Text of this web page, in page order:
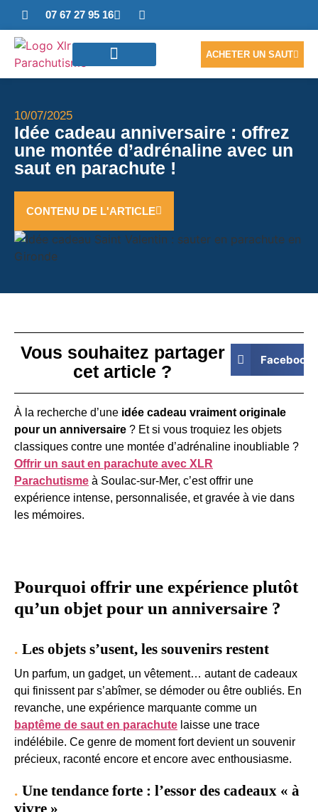
07 67 27 95 16
ACHETER UN SAUT
10/07/2025
Idée cadeau anniversaire : offrez
une montée d’adrénaline avec un
saut en parachute !
CONTENU DE L'ARTICLE
Vous souhaitez partager
cet article ?
Facebook
À la recherche d’une idée cadeau vraiment originale
pour un anniversaire ? Et si vous troquiez les objets
classiques contre une montée d’adrénaline inoubliable ?
Offrir un saut en parachute avec XLR
Parachutisme à Soulac-sur-Mer, c’est offrir une
expérience intense, personnalisée, et gravée à vie dans
les mémoires.
Pourquoi offrir une expérience plutôt
qu’un objet pour un anniversaire ?
Les objets s’usent, les souvenirs restent
Un parfum, un gadget, un vêtement… autant de cadeaux
qui finissent par s’abîmer, se démoder ou être oubliés. En
revanche, une expérience marquante comme un
baptême de saut en parachute laisse une trace
indélébile. Ce genre de moment fort devient un souvenir
précieux, raconté encore et encore avec enthousiasme.
Une tendance forte : l’essor des cadeaux « à